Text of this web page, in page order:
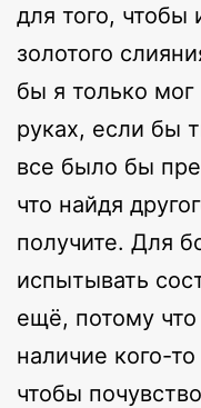
для того, чтобы
золотого
бы я только мог
руках, если бы
все было бы
что найдя
получите. Для
испытывать
ещё, потому
наличие кого-
чтобы